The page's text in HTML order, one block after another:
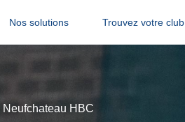
Nos solutions Trouvez votre club
Neufchateau HBC